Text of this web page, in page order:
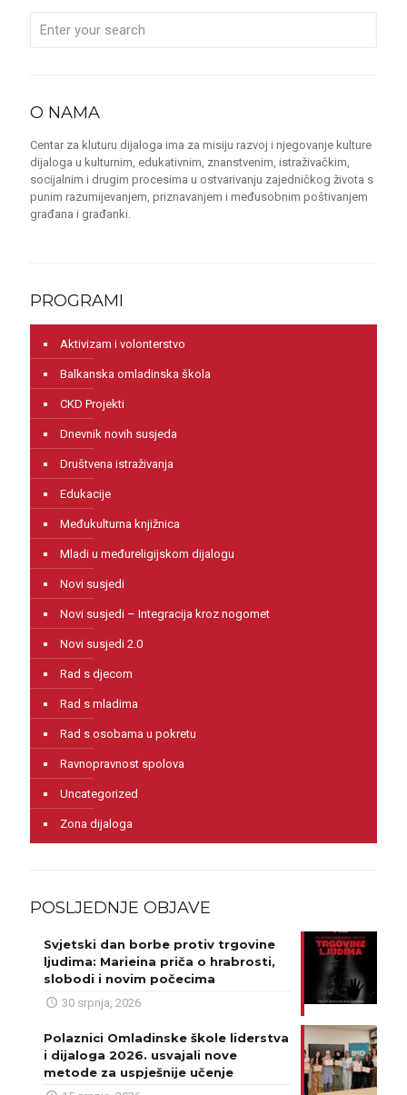
O NAMA
Centar za kluturu dijaloga ima za misiju razvoj i njegovanje kulture
dijaloga u kulturnim, edukativnim, znanstvenim, istraživačkim,
socijalnim i drugim procesima u ostvarivanju zajedničkog života s
punim razumijevanjem, priznavanjem i međusobnim poštivanjem
građana i građanki.
PROGRAMI
Aktivizam i volonterstvo
Balkanska omladinska škola
CKD Projekti
Dnevnik novih susjeda
Društvena istraživanja
Edukacije
Međukulturna knjižnica
Mladi u međureligijskom dijalogu
Novi susjedi
Novi susjedi – Integracija kroz nogomet
Novi susjedi 2.0
Rad s djecom
Rad s mladima
Rad s osobama u pokretu
Ravnopravnost spolova
Uncategorized
Zona dijaloga
POSLJEDNJE OBJAVE
Svjetski dan borbe protiv trgovine
ljudima: Marieina priča o hrabrosti,
slobodi i novim počecima
30 srpnja, 2026
Polaznici Omladinske škole liderstva
i dijaloga 2026. usvajali nove
metode za uspješnije učenje